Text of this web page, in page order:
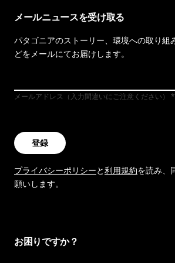
メールニュースを受け取る
パタゴニアのストーリー、環境への取り組
どをメールにてお届けします。
メールアドレス（入力間違いにご注意ください）
登録
プライバシーポリシーと利用規約を読み、
願いします。
お困りですか？